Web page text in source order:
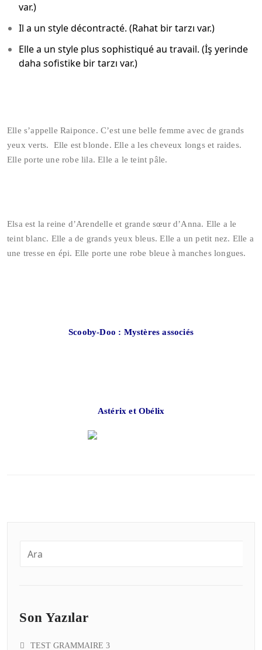
var.)
Il a un style décontracté. (Rahat bir tarzı var.)
Elle a un style plus sophistiqué au travail. (İş yerinde
daha sofistike bir tarzı var.)
Elle s’appelle Raiponce. C’est une belle femme avec de grands
yeux verts. Elle est blonde. Elle a les cheveux longs et raides.
Elle porte une robe lila. Elle a le teint pâle.
Elsa est la reine d’Arendelle et grande sœur d’Anna. Elle a le
teint blanc. Elle a de grands yeux bleus. Elle a un petit nez. Elle a
une tresse en épi. Elle porte une robe bleue à manches longues.
Scooby-Doo : Mystères associés
Astérix et Obélix
Son Yazılar
TEST GRAMMAIRE 3